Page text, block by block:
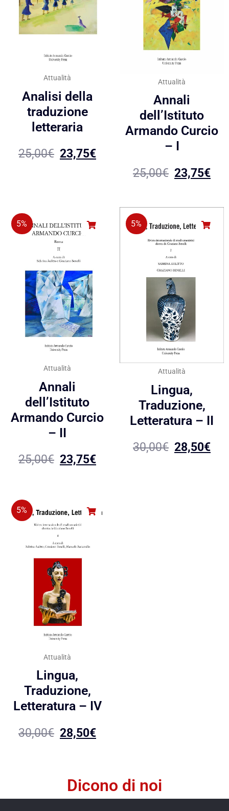
Attualità
Analisi della
traduzione
letteraria
25,00€ 23,75€
Attualità
Annali
dell’Istituto
Armando Curcio
– I
25,00€ 23,75€
5%
Attualità
Annali
dell’Istituto
Armando Curcio
– II
25,00€ 23,75€
5%
Attualità
Lingua,
Traduzione,
Letteratura – II
30,00€ 28,50€
5%
Attualità
Lingua,
Traduzione,
Letteratura – IV
30,00€ 28,50€
Dicono di noi